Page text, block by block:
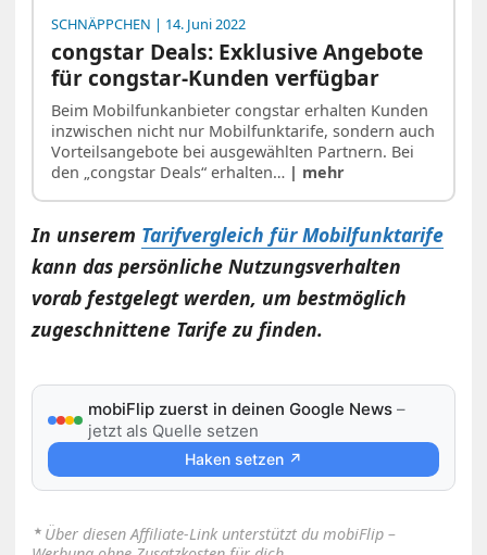
SCHNÄPPCHEN | 14. Juni 2022
congstar Deals: Exklusive Angebote
für congstar-Kunden verfügbar
Beim Mobilfunkanbieter congstar erhalten Kunden
inzwischen nicht nur Mobilfunktarife, sondern auch
Vorteilsangebote bei ausgewählten Partnern. Bei
den „congstar Deals“ erhalten… | mehr
In unserem Tarifvergleich für Mobilfunktarife
kann das persönliche Nutzungsverhalten
vorab festgelegt werden, um bestmöglich
zugeschnittene Tarife zu finden.
mobiFlip zuerst in deinen Google News –
jetzt als Quelle setzen
Haken setzen ↗
⋆ Über diesen Affiliate-Link unterstützt du mobiFlip –